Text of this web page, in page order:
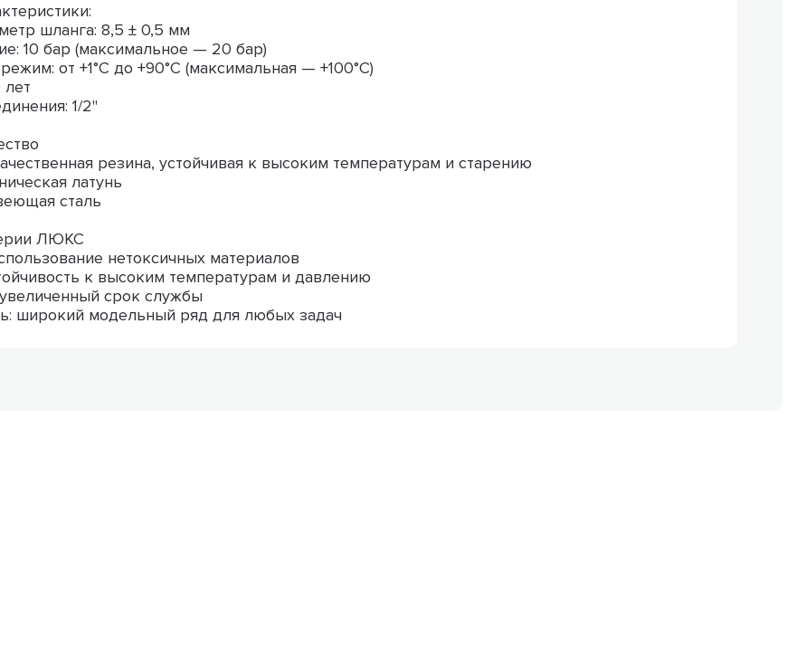
шланга: 8,5 ± 0,5 мм
10 бар (максимальное — 20 бар)
от +1°C до +90°C (максимальная — +100°C)
1/2"
резина, устойчивая к высоким температурам и старению
латунь
сталь
ЛЮКС
нетоксичных материалов
к высоким температурам и давлению
срок службы
широкий модельный ряд для любых задач